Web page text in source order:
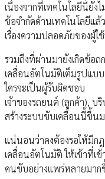
เนื่องจากที่เทคโนโลยีนี้ยัง
ข้อจำกัดด้านเทคโนโลยีแ
เรื่องความปลอดภัยของผู้ใ
รวมถึงที่ผ่านมายังเกิดข้อ
เคลื่อนอัตโนมัติเต็มรูปแบ
ใครจะเป็นผู้รับผิดชอบ
เจ้าของรถยนต์ (ลูกค้า),
สร้างระบบขับเคลื่อนนี้ขึ้น
แน่นอนว่าคงต้องรอให้มีก
เคลื่อนอัตโนมัติ ให้เข้าที่เข้
คนขับอย่างแพร่หลายมาก